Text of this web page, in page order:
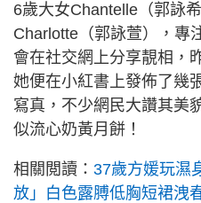
6歲大女Chantelle（郭詠
Charlotte（郭詠萱），專
會在社交網上分享靚相，
她便在小紅書上發佈了幾
寫真，不少網民大讚其美
似流心奶黃月餅！
相關閲讀： 37歲方媛玩濕
放」白色露膊低胸短裙洩